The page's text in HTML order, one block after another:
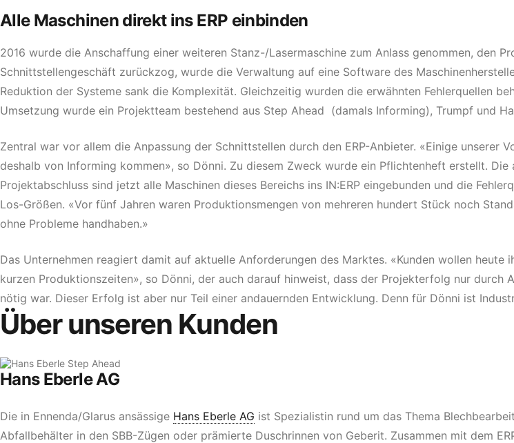
Alle Maschinen direkt ins ERP einbinden
2016 wurde die Anschaffung einer weiteren Stanz-/Lasermaschine zum Anlass genommen, den
Schnittstellengeschäft zurückzog, wurde die Verwaltung auf eine Software des
Reduktion der Systeme sank die Komplexität. Gleichzeitig wurden die erwähnten Fehlerquellen
Umsetzung wurde ein Projektteam bestehend aus Step Ahead (damals Informing), Trumpf und
Zentral war vor allem die Anpassung der Schnittstellen durch den ERP-Anbieter. «Einige
deshalb von Informing kommen», so Dönni. Zu diesem Zweck wurde ein Pflichtenheft erstellt.
Projektabschluss sind jetzt alle Maschinen dieses Bereichs ins IN:ERP eingebunden und die
Los-Größen. «Vor fünf Jahren waren Produktionsmengen von mehreren hundert Stück noch
ohne Probleme handhaben.»
Das Unternehmen reagiert damit auf aktuelle Anforderungen des Marktes. «Kunden wollen
kurzen Produktionszeiten», so Dönni, der auch darauf hinweist, dass der Projekterfolg nur
nötig war. Dieser Erfolg ist aber nur Teil einer andauernden Entwicklung. Denn für Dönni ist
Über unseren Kunden
Hans Eberle AG
Die in Ennenda/Glarus ansässige Hans Eberle AG ist Spezialistin rund um das Thema
Abfallbehälter in den SBB-Zügen oder prämierte Duschrinnen von Geberit. Zusammen mit dem